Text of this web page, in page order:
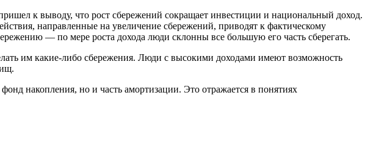
к выводу, что рост сбережений сокращает инвестиции и национальный доход.
направленные на увеличение сбережений, приводят к фактическому
— по мере роста дохода люди склонны все большую его часть сберегать.
им какие-либо сбережения. Люди с высокими доходами имеют возможность
накопления, но и часть амортизации. Это отражается в понятиях